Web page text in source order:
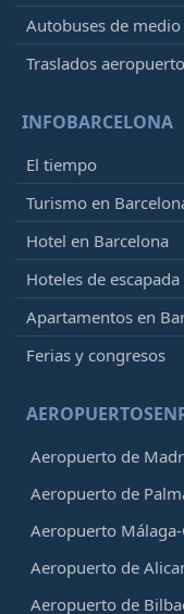
Autobuses de
Traslados aeropuerto
INFOBARCELONA
El tiempo
Turismo en
Hotel en Barcelona
Hoteles de escapada
Apartamentos en
Ferias y congresos
Aeropuerto de
Aeropuerto de
Aeropuerto
Aeropuerto de
Aeropuerto de